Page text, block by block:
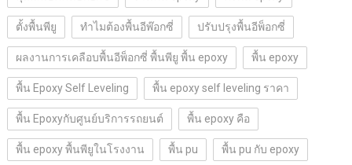
ตั้งพื้นพียู ทำไมต้องพื้นอีพ๊อกซี่ ปรับปรุงพื้นอีพ็อกซี่
ผลงานการเคลือบพื้นอีพ็อกซี่ พื้นพียู พื้น epoxy พื้น epoxy
พื้น Epoxy Self Leveling พื้น epoxy self leveling ราคา
พื้น Epoxyกับศูนย์บริการรถยนต์ พื้น epoxy คือ
พื้น epoxy พื้นพียูในโรงงาน พื้น pu พื้น pu กับ epoxy